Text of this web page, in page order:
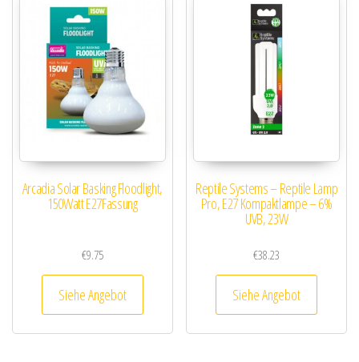
Arcadia Solar Basking Floodlight,
150Watt E27Fassung
€9.75
Siehe Angebot
Reptile Systems – Reptile Lamp
Pro, E27 Kompaktlampe – 6%
UVB, 23W
€38.23
Siehe Angebot